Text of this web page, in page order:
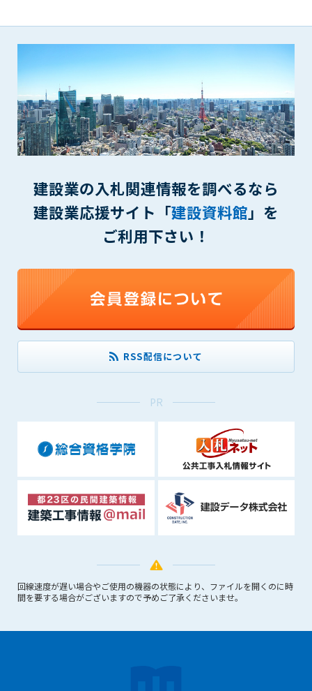
建設業の入札関連情報を調べるなら
建設業応援サイト「建設資料館」を
ご利用下さい！
RSS配信について
PR
回線速度が遅い場合やご使用の機器の状態により、ファイルを開くのに時
間を要する場合がございますので予めご了承くださいませ。
第5条（IDおよびパスワードの管理）
1. 会員は申込の際に管理者が発行したIDおよびパスワードの使
用および管理について責任を負うものとします。
2. 会員は、自己のIDおよびパスワードを、貸与、譲渡、売買、
その他形態を問わず、第三者に利用させることはできませ
ん。
第三者（他の会員を含む）の使用等による損害について責任
を負うものとし、管理者は一切責任を負いません。
第6条（会員の禁止事項）
1. 会員は建設資料館WEB上で以下の行為をしないものとしま
(1) 第三者または管理者の著作権、その他知的所有権を侵害す
る行為
(2) 第三者または管理者の財産、プライバシー等を侵害する行
(3) 第三者または管理者を誹謗中傷する行為
(4) 有害なコンピュータプログラム等を送信又は書き込む行為
(5) 第三者に不利益を与える行為
(7) 公序良俗に反する行為
(8) 犯罪的行為に結びつく行為
(10) 建設資料館から知り得た情報及びダウンロードした情報
を、営利を目的として第三者に転売し、または転売のため
に第三者に提供すること
第7条（登録内容の削除）
管理者は、会員が登録した内容が以下に該当する、またはその
(1) 登録されている情報が、第6条の定める禁止事項に該当する
(2) 建設資料館の運営および保守管理上、必要と判断した場合